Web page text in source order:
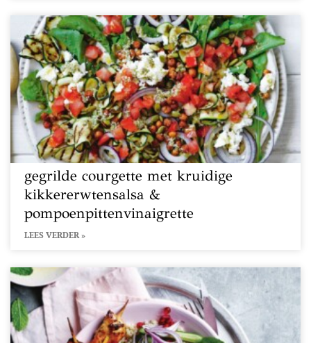
gegrilde courgette met kruidige
kikkererwtensalsa &
pompoenpittenvinaigrette
LEES VERDER »